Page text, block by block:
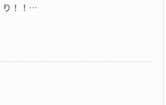
り！！…